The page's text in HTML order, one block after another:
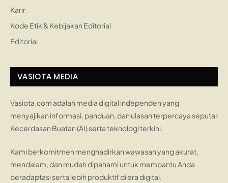
Karir
Kode Etik & Kebijakan Editorial
Editorial
VASIOTA MEDIA
Vasiota.com adalah media digital independen yang
menyajikan informasi, panduan, dan ulasan terpercaya seputar
Kecerdasan Buatan (AI) serta teknologi terkini.
Kami berkomitmen menghadirkan wawasan yang akurat,
mendalam, dan mudah dipahami untuk membantu Anda
beradaptasi serta lebih produktif di era digital.